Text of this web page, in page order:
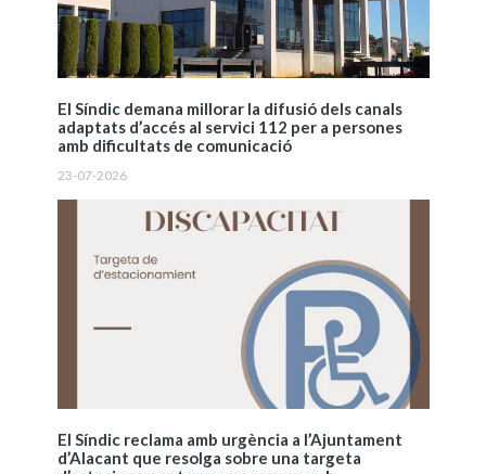
El Síndic demana millorar la difusió dels canals
adaptats d’accés al servici 112 per a persones
amb dificultats de comunicació
23-07-2026
El Síndic reclama amb urgència a l’Ajuntament
d’Alacant que resolga sobre una targeta